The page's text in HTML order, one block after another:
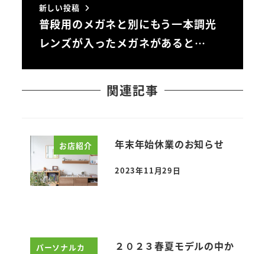
新しい投稿
普段用のメガネと別にもう一本調光
レンズが入ったメガネがあると…
関連記事
お店紹介 年末年始休業のお知らせ
投稿日
2023年11月29日
パーソナルカ
２０２３春夏モデルの中か